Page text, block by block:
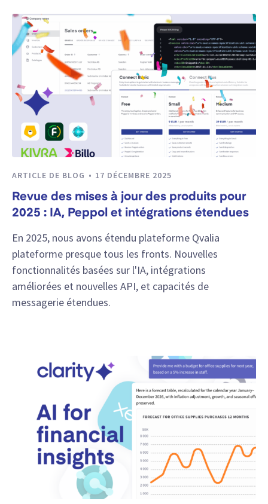
ARTICLE DE BLOG 17 DÉCEMBRE 2025
Revue des mises à jour des produits pour
2025 : IA, Peppol et intégrations étendues
En 2025, nous avons étendu plateforme Qvalia
plateforme presque tous les fronts. Nouvelles
fonctionnalités basées sur l'IA, intégrations
améliorées et nouvelles API, et capacités de
messagerie étendues.